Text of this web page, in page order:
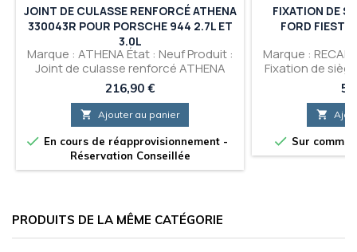
JOINT DE CULASSE RENFORCÉ ATHENA
330043R POUR PORSCHE 944 2.7L ET
3.0L
Marque : ATHENA État : Neuf Produit :
Joint de culasse renforcé ATHENA
330043R pour Porsche 944 2.7L et 3.0L
Prix
216,90 €
 Ajouter au panier
 En cours de réapprovisionnement -
Réservation Conseillée
FIXATION DE
FORD
Marque :
Fixation de
Fiesta 05/

 Sur
PRODUITS DE LA MÊME CATÉGORIE